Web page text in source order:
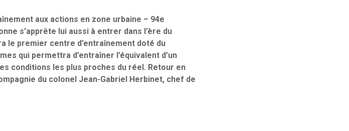
aux actions en zone urbaine – 94e
s’apprête lui aussi à entrer dans l’ère du
le premier centre d’entraînement doté du
qui permettra d’entraîner l’équivalent d’un
conditions les plus proches du réel. Retour en
du colonel Jean-Gabriel Herbinet, chef de